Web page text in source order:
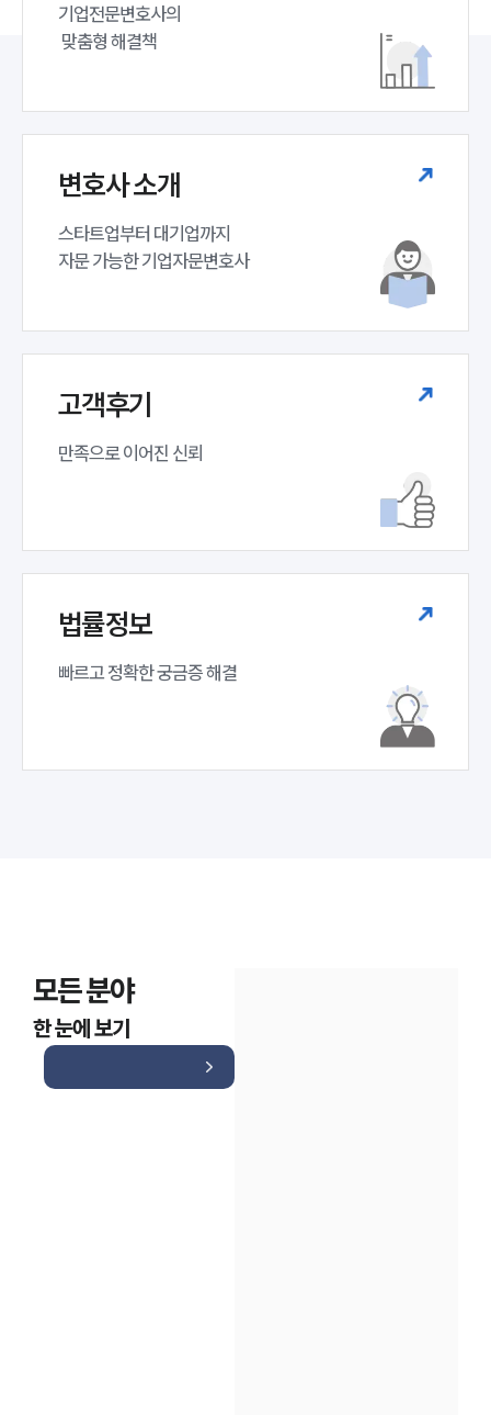
기업전문변호사의
맞춤형 해결책
변호사 소개
스타트업부터 대기업까지
자문 가능한 기업자문변호사
고객후기
만족으로 이어진 신뢰
법률정보
빠르고 정확한 궁금증 해결
모든 분야
한 눈에 보기